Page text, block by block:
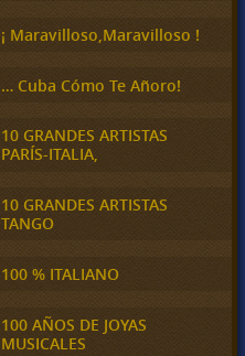
¡ Maravilloso,Maravilloso !
… Cuba Cómo Te Añoro!
10 GRANDES ARTISTAS
PARÍS-ITALIA,
10 GRANDES ARTISTAS
TANGO
100 % ITALIANO
100 AÑOS DE JOYAS
MUSICALES